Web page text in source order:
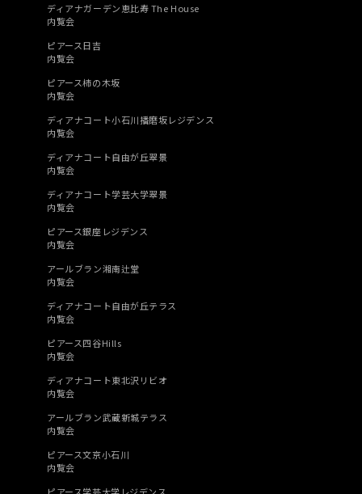
ディアナガーデン恵比寿 The House
内覧会
ピアース日吉
内覧会
ピアース柿の木坂
内覧会
ディアナコート小石川播磨坂レジデンス
内覧会
ディアナコート自由が丘翠景
内覧会
ディアナコート学芸大学翠景
内覧会
ピアース銀座レジデンス
内覧会
アールブラン湘南辻堂
内覧会
ディアナコート自由が丘テラス
内覧会
ピアース四谷Hills
内覧会
ディアナコート東北沢リビオ
内覧会
アールブラン武蔵新城テラス
内覧会
ピアース文京小石川
内覧会